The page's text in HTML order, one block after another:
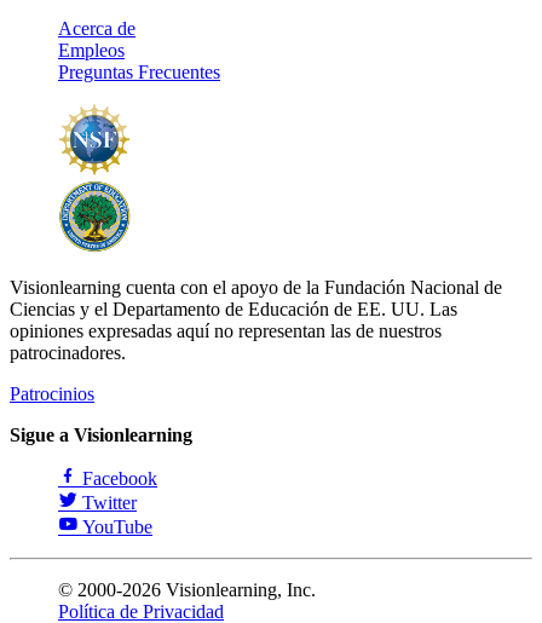
Acerca de
Empleos
Preguntas Frecuentes
Visionlearning cuenta con el apoyo de la Fundación Nacional de
Ciencias y el Departamento de Educación de EE. UU. Las
opiniones expresadas aquí no representan las de nuestros
patrocinadores.
Patrocinios
Sigue a Visionlearning
Facebook
Twitter
YouTube
© 2000-2026 Visionlearning, Inc.
Política de Privacidad